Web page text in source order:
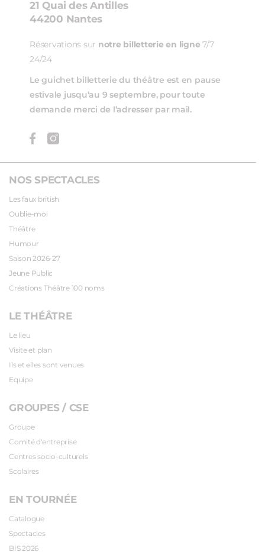
NOS SPECTACLES
Les faux british
Oublie-moi
Théâtre
Humour
Saison 2026-27
Jeune Public
Créations Théâtre 100 noms
LE THÉÂTRE
Le lieu
Visite et plan
Ils et elles sont venues
Equipe
GROUPES / CSE
Groupe
Comité d'entreprise
Centres socio-culturels
Scolaires
EN TOURNÉE
Catalogue
Spectacles
BIS 2026
21 Quai des Antilles
44200 Nantes
Réservations sur notre billetterie en ligne 7/7
24/24
Le guichet billetterie du théâtre est en pause
estivale jusqu’au 9 septembre, pour toute
demande merci de l’adresser par mail.